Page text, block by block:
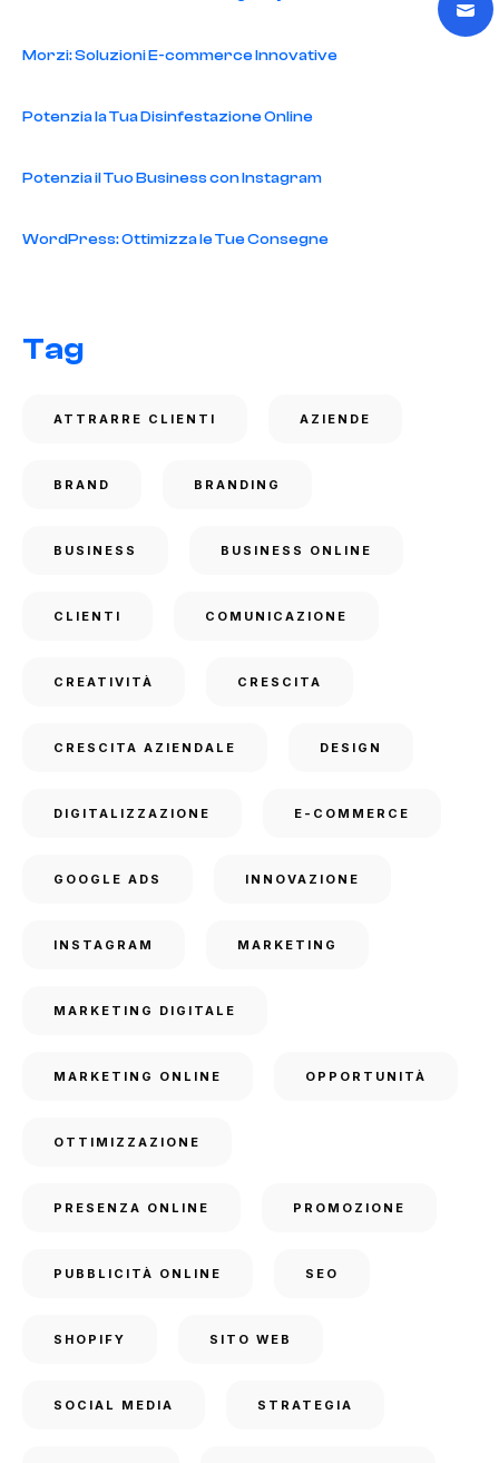
Morzi: Soluzioni E-commerce Innovative
Potenzia la Tua Disinfestazione Online
Potenzia il Tuo Business con Instagram
WordPress: Ottimizza le Tue Consegne
Tag
ATTRARRE CLIENTI AZIENDE
BRAND BRANDING
BUSINESS BUSINESS ONLINE
CLIENTI COMUNICAZIONE
CREATIVITÀ CRESCITA
CRESCITA AZIENDALE DESIGN
DIGITALIZZAZIONE E-COMMERCE
GOOGLE ADS INNOVAZIONE
INSTAGRAM MARKETING
MARKETING DIGITALE
MARKETING ONLINE OPPORTUNITÀ
OTTIMIZZAZIONE
PRESENZA ONLINE PROMOZIONE
PUBBLICITÀ ONLINE SEO
SHOPIFY SITO WEB
SOCIAL MEDIA STRATEGIA